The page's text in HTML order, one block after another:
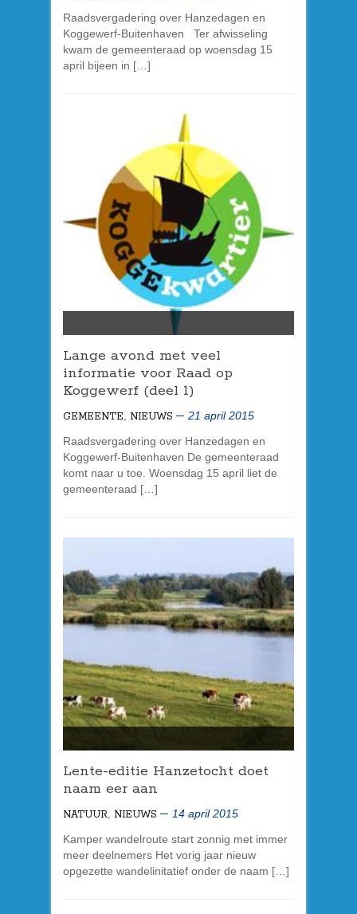
Raadsvergadering over Hanzedagen en
Koggewerf-Buitenhaven Ter afwisseling
kwam de gemeenteraad op woensdag 15
april bijeen in […]
Lange avond met veel
informatie voor Raad op
Koggewerf (deel 1)
GEMEENTE NIEUWS
21 april 2015
Raadsvergadering over Hanzedagen en
Koggewerf-Buitenhaven De gemeenteraad
komt naar u toe. Woensdag 15 april liet de
gemeenteraad […]
Lente-editie Hanzetocht doet
naam eer aan
NATUUR, NIEUWS
14 april 2015
Kamper wandelroute start zonnig met immer
meer deelnemers Het vorig jaar nieuw
opgezette wandelinitatief onder de naam […]